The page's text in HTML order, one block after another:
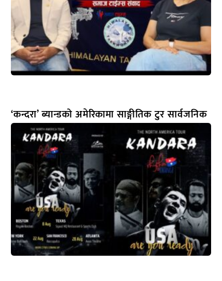
‘कन्दरा’ ब्यान्डको अमेरिकामा साङ्गीतिक टुर सार्वजनिक